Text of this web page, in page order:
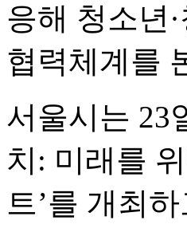
응해 청소년
협력체계를
서울시는 23
치: 미래를
트’를 개최